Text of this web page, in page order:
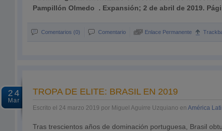
Pampillón Olmedo . Expansión; 2 de abril de 2019.
Comentarios (0) Comentario Enlace Permanente
24
Mar
TROPA DE ELITE: BRASIL EN 2019
Escrito el 24 marzo 2019 por Miguel Aguirre Uzquiano en América
Tras trescientos años de dominación portuguesa, Brasil